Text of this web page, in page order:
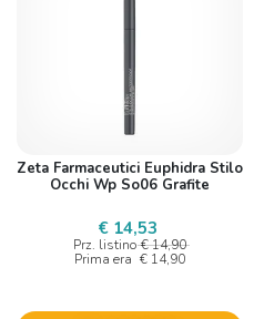
Zeta Farmaceutici Euphidra Stilo
Occhi Wp So06 Grafite
€ 14,53
Prz. listino € 14,90
Prima era € 14,90